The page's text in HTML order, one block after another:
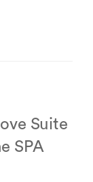
Suite
SPA